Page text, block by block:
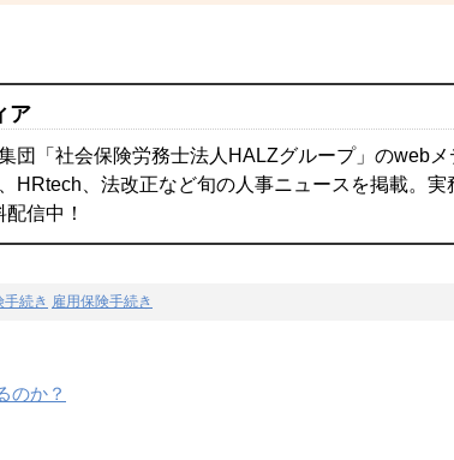
ア
団「社会保険労務士法人HALZグループ」のweb
HRtech、法改正など旬の人事ニュースを掲載。実
信中！
続き 雇用保険手続き
のか？